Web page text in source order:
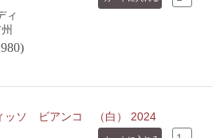
ィ
ッソ ビアンコ （白） 2024